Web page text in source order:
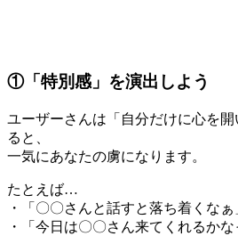
①「特別感」を演出しよう
ユーザーさんは「自分だけに心を
ると、
一気にあなたの虜になります。
たとえば…
・「〇〇さんと話すと落ち着くなぁ
・「今日は〇〇さん来てくれるか